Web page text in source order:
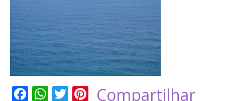
F W T Pi
Compartilhar